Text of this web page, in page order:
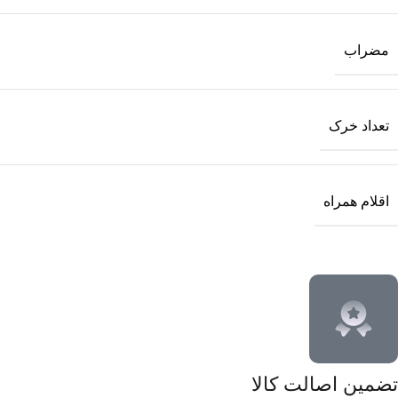
مضراب
تعداد خرک
اقلام همراه
تضمین اصالت کالا